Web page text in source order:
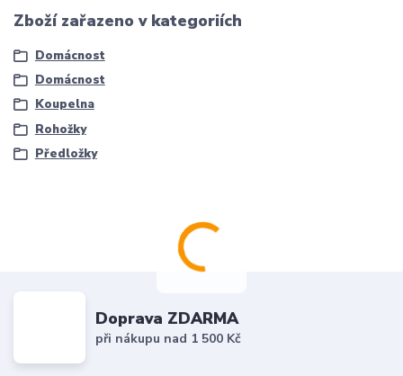
Zboží zařazeno v kategoriích
Domácnost
Domácnost
Koupelna
Rohožky
Předložky
Doprava ZDARMA
při nákupu nad 1 500 Kč